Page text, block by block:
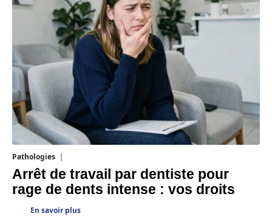
Pathologies
Arrêt de travail par dentiste pour
rage de dents intense : vos droits
En savoir plus